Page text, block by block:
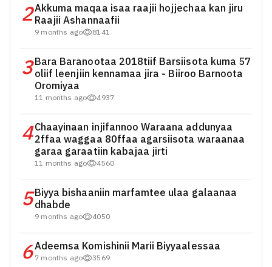
2Akkuma maqaa isaa raajii hojjechaa kan jiru
Raajii Ashannaafii
9 months ago 8141
3Bara Baranootaa 2018tiif Barsiisota kuma 57
oliif leenjiin kennamaa jira - Biiroo Barnoota
Oromiyaa
11 months ago 4937
4Chaayinaan injifannoo Waraana addunyaa
2ffaa waggaa 80ffaa agarsiisota waraanaa
garaa garaatiin kabajaa jirti
11 months ago 4560
5Biyya bishaaniin marfamtee ulaa galaanaa
dhabde
9 months ago 4050
6Adeemsa Komishinii Marii Biyyaalessaa
7 months ago 3569